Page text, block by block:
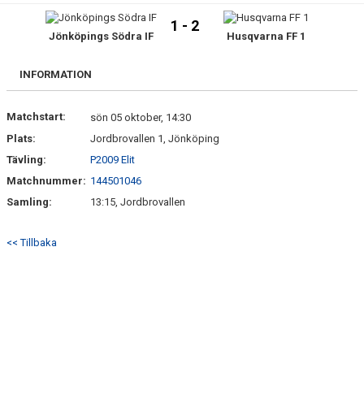
Jönköpings Södra IF
1 - 2
Husqvarna FF 1
INFORMATION
Matchstart:
sön 05 oktober, 14:30
Plats:
Jordbrovallen 1, Jönköping
Tävling:
P2009 Elit
Matchnummer: 144501046
Samling:
13:15, Jordbrovallen
<< Tillbaka